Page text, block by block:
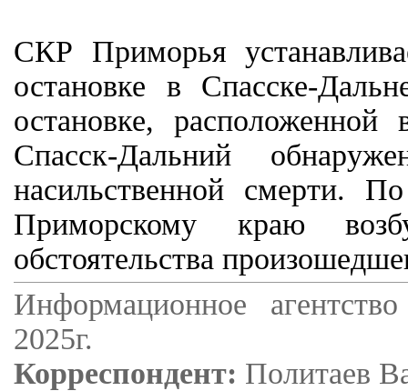
СКР Приморья
остановке в Спасске-
остановке,
Спасск-Дальний
насильственной смерти.
Приморскому краю
обстоятельства
Информационное
2025г.
Корреспондент: Политаев